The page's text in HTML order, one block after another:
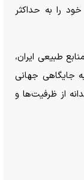
را به حداکثر
طبیعی ایران،
جایگاهی جهانی
از ظرفیت‌ها و